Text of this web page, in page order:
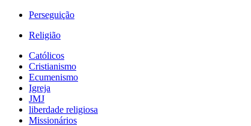
Perseguição
Religião
Católicos
Cristianismo
Ecumenismo
Igreja
JMJ
liberdade religiosa
Missionários